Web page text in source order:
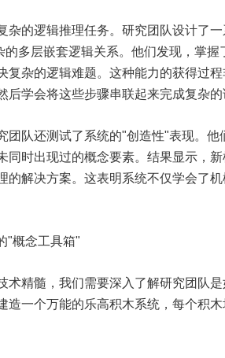
杂的逻辑推理任务。研究团队设计了
多层嵌套逻辑关系。他们发现，掌
复杂的逻辑难题。这种能力的获得过
后学会将这些步骤串联起来完成复杂的
团队还测试了系统的"创造性"表现。他
同时出现过的概念要素。结果显示，
的解决方案。这表明系统不仅学会了
"概念工具箱"
术精髓，我们需要深入了解研究团队
造一个万能的乐高积木系统，每个积